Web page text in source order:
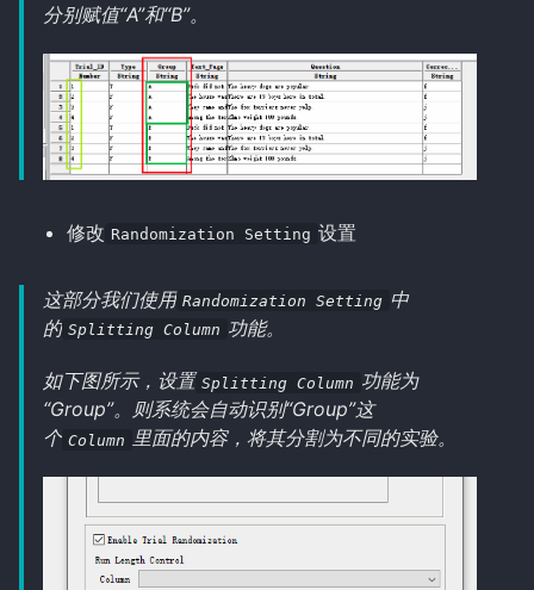
分别赋值“A”和“B”。
修改 Randomization Setting 设置
这部分我们使用 Randomization Setting 中
的 Splitting Column 功能。
如下图所示，设置 Splitting Column 功能为
“Group”。则系统会自动识别“Group”这
个 Column 里面的内容，将其分割为不同的实验。